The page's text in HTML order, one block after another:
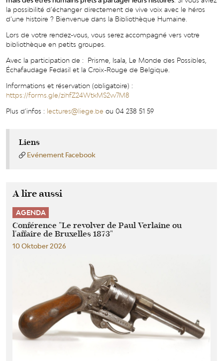
la possibilité d’échanger directement de vive voix avec le héros
d’une histoire ? Bienvenue dans la Bibliothèque Humaine.
Lors de votre rendez-vous, vous serez accompagné vers votre
bibliothèque en petits groupes.
Avec la participation de : Prisme, Isala, Le Monde des Possibles,
Échafaudage Fedasil et la Croix-Rouge de Belgique.
Informations et réservation (obligatoire) :
https://forms.gle/zihfZ24WtkMS2w7M8
Plus d’infos : lectures@liege.be ou 04 238 51 59
Liens
Evénement Facebook
A lire aussi
AGENDA
Conférence "Le revolver de Paul Verlaine ou
l'affaire de Bruxelles 1873"
10 Oktober 2026